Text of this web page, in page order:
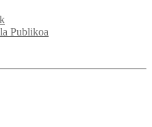
Publikoa